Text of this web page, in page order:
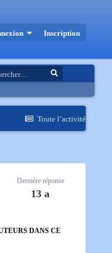
Inscription
Toute l’activité
Dernière réponse
13 a
DANS CE